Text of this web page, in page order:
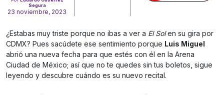
Segura
23 noviembre, 2023
¿Estabas muy triste porque no ibas a ver a El Solen su gira por
CDMX? Pues sacúdete ese sentimiento porque Luis Miguel
abrió una nueva fecha para que estés con él en la Arena
Ciudad de México; así que no te quedes sin tus boletos, sigue
leyendo y descubre cuándo es su nuevo recital.